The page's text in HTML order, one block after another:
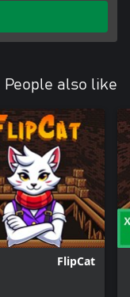
People also like
FlipCat